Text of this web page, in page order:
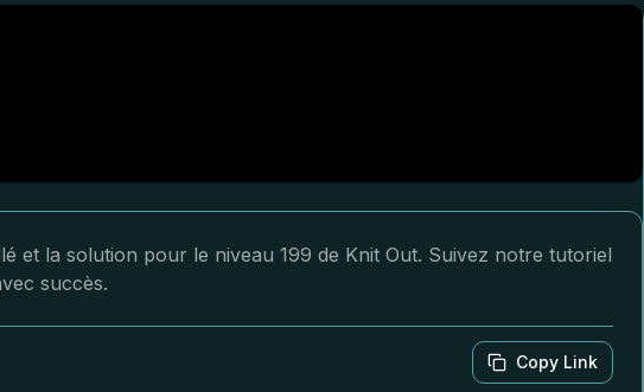
et la solution pour le niveau 199 de Knit Out. Suivez notre tutoriel
succès.
Copy Link